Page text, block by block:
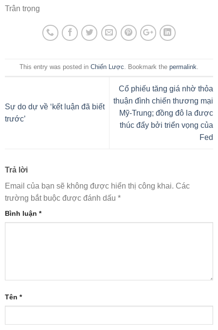
Trân trọng
This entry was posted in Chiến Lược. Bookmark the permalink.
Sự do dự về ‘kết luận đã biết
trước’
Cổ phiếu tăng giá nhờ thỏa
thuận đình chiến thương mại
Mỹ-Trung; đồng đô la được
thúc đẩy bởi triển vọng của
Fed
Trả lời
Email của bạn sẽ không được hiển thị công khai. Các
trường bắt buộc được đánh dấu *
Bình luận *
Tên *